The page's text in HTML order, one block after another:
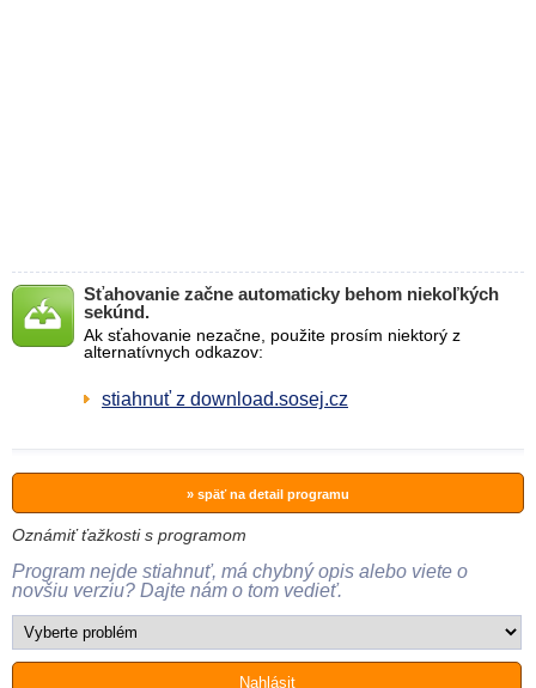
Sťahovanie začne automaticky behom niekoľkých
sekúnd.
Ak sťahovanie nezačne, použite prosím niektorý z
alternatívnych odkazov:
stiahnuť z download.sosej.cz
» späť na detail programu
Oznámiť ťažkosti s programom
Program nejde stiahnuť, má chybný opis alebo viete o
novšiu verziu? Dajte nám o tom vedieť.